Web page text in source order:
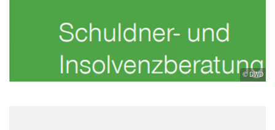
© DWD